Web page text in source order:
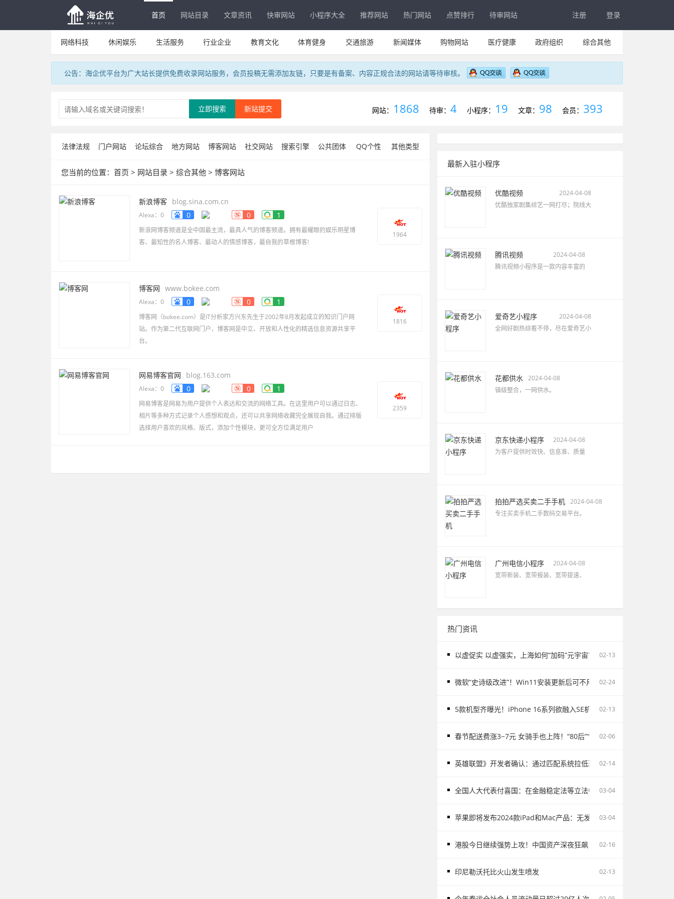
首页 网站目录 文章资讯 快审网站 小程序大全 推荐网站 热门网站 点赞排行 待审网站 注册 登录
网络科技 休闲娱乐 生活服务 行业企业 教育文化 体育健身 交通旅游 新闻媒体 购物网站 医疗健康 政府组织 综合其他
公告：海企优平台为广大站长提供免费收录网站服务，会员投稿无需添加友链，只要是有备案、内容正规合法的网站请等待审核。
新站提交
立即搜索 网站： 1868 待审： 4 小程序： 19 文章： 98 会员： 393
法律法规 门户网站 论坛综合 地方网站 博客网站 社交网站 搜索引擎 公共团体 QQ个性 其他类型
您当前的位置： 首页 > 网站目录 > 综合其他 > 博客网站
新浪博客 blog.sina.com.cn
Alexa：0 0 0 1
新浪网博客频道是全中国最主流，最具人气的博客频道。拥有最耀眼的娱乐明星博
客、最知性的名人博客、最动人的情感博客，最自我的草根博客!
1964
博客网 www.bokee.com
Alexa：0 0 0 1
博客网（bokee.com）是IT分析家方兴东先生于2002年8月发起成立的知识门户网
站。作为第二代互联网门户，博客网是中立、开放和人性化的精选信息资源共享平
台。
1816
网易博客官网 blog.163.com
Alexa：0 0 0 1
网易博客是网易为用户提供个人表达和交流的网络工具。在这里用户可以通过日志、
相片等多种方式记录个人感想和观点，还可以共享网络收藏完全展现自我。通过排版
选择用户喜欢的风格、版式，添加个性模块，更可全方位满足用户
2359
最新入驻小程序
优酷视频
2024-04-08
优酷独家剧集综艺一网打尽；院线大
腾讯视频
2024-04-08
腾讯视频小程序是一款内容丰富的
爱奇艺小程序
2024-04-08
全网好剧热综看不停，尽在爱奇艺小
花都供水 2024-04-08
镇级整合，一网供水。
京东快递小程序
2024-04-08
为客户提供时效快、信息准、质量
拍拍严选买卖二手手机 2024-04-08
专注买卖手机二手数码交易平台。
广州电信小程序
2024-04-08
宽带新装、宽带报装、宽带提速、
热门资讯
以虚促实 以虚强实，上海如何“加码”元宇宙？ 02-13
微软“史诗级改进”！Win11安装更新后可不用重启电脑
02-24
5款机型齐曝光！iPhone 16系列欲融入SE机型：续航激增、8G内存、
02-13
春节配送费涨3−7元 女骑手也上阵！“80后”“90后”成配送主力
02-06
英雄联盟》开发者确认：通过匹配系统拉低玩家胜率并不存在
02-14
全国人大代表付喜国：在金融稳定法等立法中完善存款保险制度
03-04
苹果即将发布2024款iPad和Mac产品：无发布会直接上市
03-04
港股今日继续强势上攻！中国资产深夜狂飙 02-16
印尼勒沃托比火山发生喷发 02-13